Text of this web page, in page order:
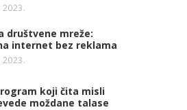
društvene mreže:
internet bez reklama
koji čita misli
moždane talase